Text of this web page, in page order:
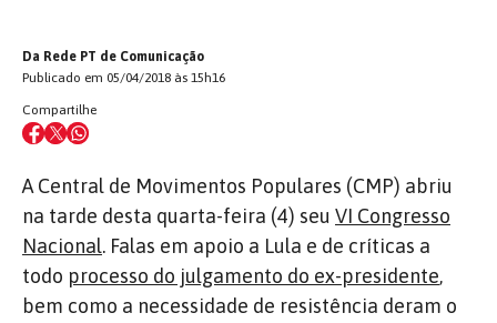
Da Rede PT de Comunicação
Publicado em 05/04/2018 às 15h16
Compartilhe
A Central de Movimentos Populares (CMP) abriu
na tarde desta quarta-feira (4) seu VI Congresso
Nacional. Falas em apoio a Lula e de críticas a
todo processo do julgamento do ex-presidente,
bem como a necessidade de resistência deram o